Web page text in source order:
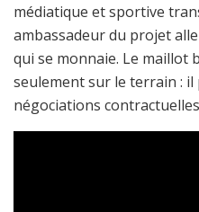
médiatique et sportive
ambassadeur du projet
qui se monnaie. Le maillot
seulement sur le terrain : il
négociations